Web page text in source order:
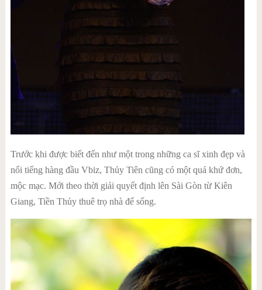
Trước khi được biết đến như một trong những ca sĩ xinh đẹp và
nổi tiếng hàng đầu Vbiz, Thủy Tiên cũng có một quá khứ đơn,
mộc mạc. Mới theo thời giải quyết định lên Sài Gòn từ Kiên
Giang, Tiền Thủy thuê trọ nhà để sống.